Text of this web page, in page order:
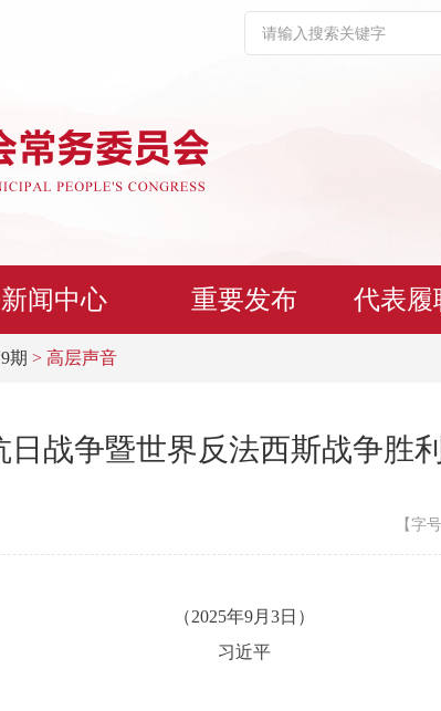
新闻中心 重要发布 代表履
期 > 高层声音
战争暨世界反法西斯战争胜
【字
（2025年9月3日）
习近平